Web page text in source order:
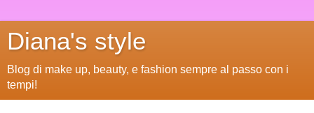
Diana's style
Blog di make up, beauty, e fashion sempre al passo con i
tempi!